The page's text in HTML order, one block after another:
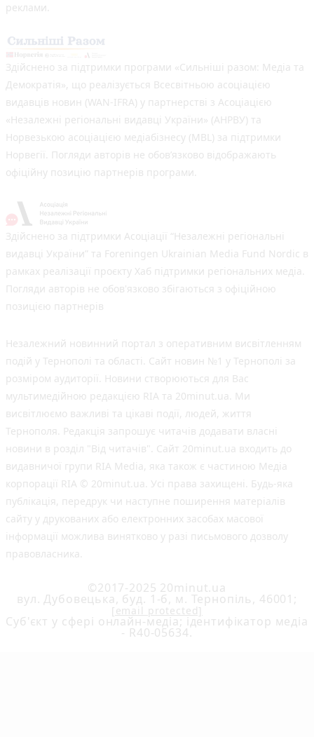
реклами.
Здійснено за підтримки програми «Сильніші разом: Медіа та
Демократія», що реалізується Всесвітньою асоціацією
видавців новин (WAN-IFRA) у партнерстві з Асоціацією
«Незалежні регіональні видавці України» (АНРВУ) та
Норвезькою асоціацією медіабізнесу (MBL) за підтримки
Норвегії. Погляди авторів не обов’язково відображають
офіційну позицію партнерів програми.
Здійснено за підтримки Асоціації “Незалежні регіональні
видавці України” та Foreningen Ukrainian Media Fund Nordic в
рамках реалізації проєкту Хаб підтримки регіональних медіа.
Погляди авторів не обов'язково збігаються з офіційною
позицією партнерів
Незалежний новинний портал з оперативним висвітленням
подій у Тернополі та області. Сайт новин №1 у Тернополі за
розміром аудиторії. Новини створюються для Вас
мультимедійною редакцією RIA та 20minut.ua. Ми
висвітлюємо важливі та цікаві події, людей, життя
Тернополя. Редакція запрошує читачів додавати власні
новини в розділ "Від читачів". Сайт 20minut.ua входить до
видавничої групи RIA Media, яка також є частиною Медіа
корпорації RIA © 20minut.ua. Усі права захищені. Будь-яка
публiкацiя, передрук чи наступне поширення матеріалів
сайту у друкованих або електронних засобах масової
інформації можлива винятково у разі письмового дозволу
правовласника.
©2017-2025 20minut.ua
вул. Дубовецька, буд. 1-б, м. Тернопіль, 46001;
[email protected]
Cуб'єкт у сфері онлайн-медіа; ідентифікатор медіа
- R40-05634.